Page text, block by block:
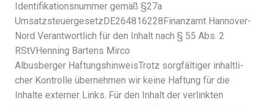
Identifikationsnummer gemäß §27a
UmsatzsteuergesetzDE264816228Finanzamt Hannover-
Nord Verantwortlich für den Inhalt nach § 55 Abs. 2
RStVHenning Bartens Mirco
Albusberger HaftungshinweisTrotz sorg­fäl­ti­ger inhalt­li­
cher Kontrolle über­neh­men wir keine Haftung für die
Inhalte exter­ner Links. Für den Inhalt der verlink­ten